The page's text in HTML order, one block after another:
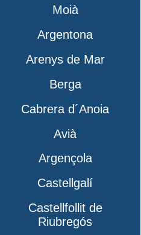
Moià
Argentona
Arenys de Mar
Berga
Cabrera d´Anoia
Avià
Argençola
Castellgalí
Castellfollit de
Riubregós